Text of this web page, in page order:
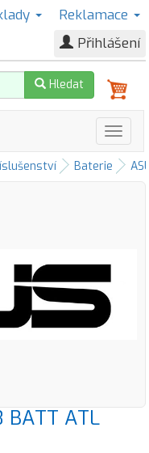
Reklamace
Přihlášení
Hledat
Baterie
ATL